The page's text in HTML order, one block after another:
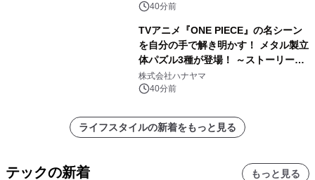
40分前
TVアニメ『ONE PIECE』の名シーン
を自分の手で解き明かす！ メタル製立
体パズル3種が登場！ ～ストーリーと
ギミックが融合した 大人の体験型パズ
ルが8月7日(金)12時より先行予約受付
株式会社ハナヤマ
40分前
ライフスタイルの新着をもっと見る
テックの新着 もっと見る